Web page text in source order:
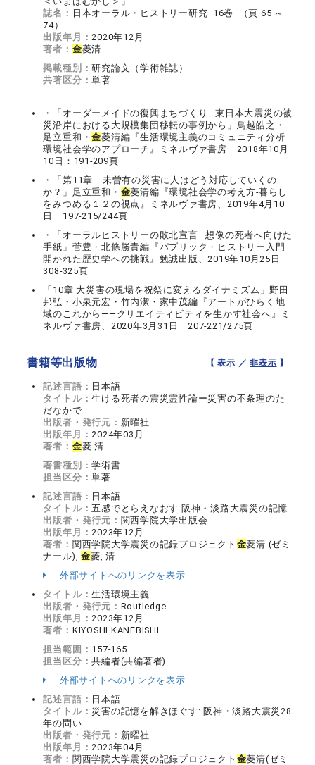
誌名： 日本オーラル・ヒストリー研究 16巻 （頁 65 ～
74）
出版年月：2020年12月
著者： 金菱清
掲載種別：研究論文（学術雑誌）
共著区分：単著
・「オーダーメイドの復興まちづくり―東日本大震災の被
災沿岸における大規模集団移転の事例から」鳥越皓之・
足立重和・金菱清編『生活環境主義のコミュニティ分析―
環境社会学のアプローチ』ミネルヴァ書房 2018年10月
10日：191-209頁
・「第11章 未曽有の災害に人はどう対応していくの
か？」足立重和・ 金菱清編『環境社会学の考え方-暮らし
をみつめる１２の視点』ミネルヴァ書房、2019年4月10
日 197-215/244頁
・「オーラルヒストリーの敗北宣言―想像の死者へ向けた
手紙」菅豊・北條勝貴編『パブリック・ヒストリー入門―
開かれた歴史学への挑戦』勉誠出版、2019年10月25日
308-325頁
「10章 大災害の現場を祝祭に変えるダイナミズム」野田
邦弘・小泉元宏・竹内潔・家中茂編『アートがひらく地
域のこれから――クリエイティビティを生かす社会へ』ミ
ネルヴァ書房、2020年3月31日 207-221/275頁
書籍等出版物 【 表示 ／非表示 】
記述言語： 日本語
タイトル：生ける死者の震災霊性論ー災害の不条理のた
だなかで
出版者・発行元： 新曜社
出版年月：2024年03月
著者： 金菱 清
著書種別：学術書
担当区分：単著
記述言語： 日本語
タイトル：五感でとらえなおす 阪神・淡路大震災の記憶
出版者・発行元： 関西学院大学出版会
出版年月：2023年12月
著者： 関西学院大学震災の記録プロジェクト 金菱清 (ゼミ
ナール),金菱, 清
外部サイトへのリンクを表示
タイトル：生活環境主義
出版者・発行元： Routledge
出版年月：2023年12月
著者： KIYOSHI KANEBISHI
担当範囲： 157-165
担当区分：共編者(共編著者)
外部サイトへのリンクを表示
記述言語： 日本語
タイトル： 災害の記憶を解きほぐす: 阪神・淡路大震災28
年の問い
出版者・発行元： 新曜社
出版年月：2023年04月
著者： 関西学院大学震災の記録プロジェクト 金菱清(ゼミ